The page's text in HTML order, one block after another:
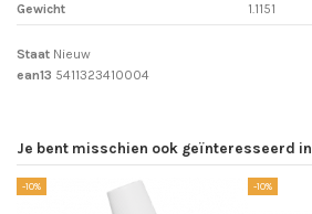
Gewicht 1.1151
Staat Nieuw
ean13 5411323410004
Je bent misschien ook geïnteresseerd in
-10% -10%